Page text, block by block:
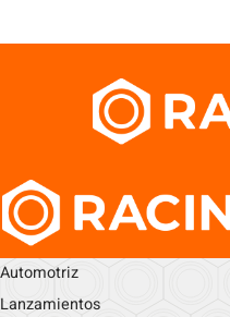
Automotriz
Lanzamientos